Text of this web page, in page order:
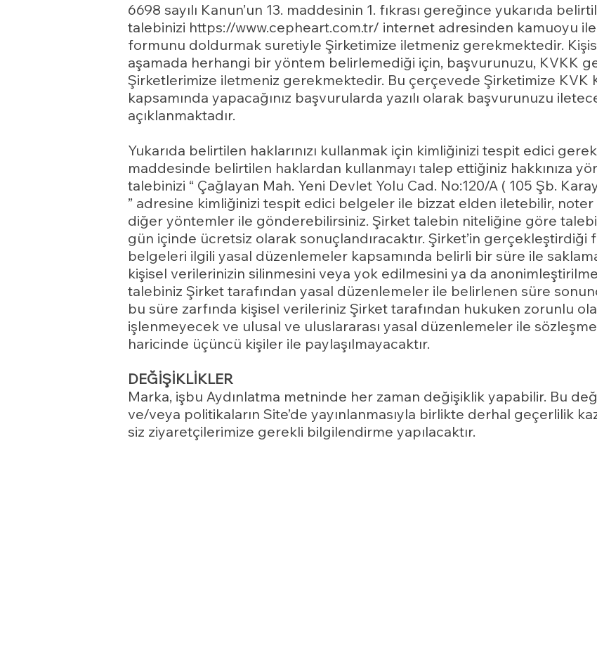
6698 sayılı Kanun’un 13. maddesinin 1. fıkrası gereğince yukarıda
talebinizi https://www.cepheart.com.tr/ internet adresinden kamuoyu ile
formunu doldurmak suretiyle Şirketimize iletmeniz gerekmektedir.
aşamada herhangi bir yöntem belirlemediği için, başvurunuzu, KVKK
Şirketlerimize iletmeniz gerekmektedir. Bu çerçevede Şirketimize KVK
kapsamında yapacağınız başvurularda yazılı olarak başvurunuzu
açıklanmaktadır.
Yukarıda belirtilen haklarınızı kullanmak için kimliğinizi tespit edici
maddesinde belirtilen haklardan kullanmayı talep ettiğiniz hakkınıza
talebinizi “ Çağlayan Mah. Yeni Devlet Yolu Cad. No:120/A ( 105 Şb.
” adresine kimliğinizi tespit edici belgeler ile bizzat elden iletebilir, noter
diğer yöntemler ile gönderebilirsiniz. Şirket talebin niteliğine göre
gün içinde ücretsiz olarak sonuçlandıracaktır. Şirket’in gerçekleştirdiği
belgeleri ilgili yasal düzenlemeler kapsamında belirli bir süre ile
kişisel verilerinizin silinmesini veya yok edilmesini ya da
talebiniz Şirket tarafından yasal düzenlemeler ile belirlenen süre
bu süre zarfında kişisel verileriniz Şirket tarafından hukuken zorunlu
işlenmeyecek ve ulusal ve uluslararası yasal düzenlemeler ile
haricinde üçüncü kişiler ile paylaşılmayacaktır.
DEĞİŞİKLİKLER
Marka, işbu Aydınlatma metninde her zaman değişiklik yapabilir. Bu
ve/veya politikaların Site’de yayınlanmasıyla birlikte derhal geçerlilik
siz ziyaretçilerimize gerekli bilgilendirme yapılacaktır.